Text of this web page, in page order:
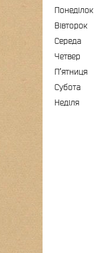
Понеділок
Вівторок
Середа
Четвер
Пʼятниця
Субота
Неділя